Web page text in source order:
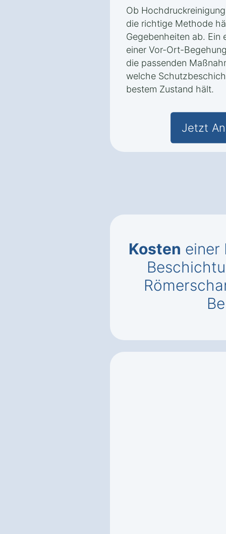
Ob
die richtige Methode
Gegebenheiten ab. Ein
einer Vor-Ort-
die passenden
welche
bestem Zustand hält.
Jetzt
Kosten einer